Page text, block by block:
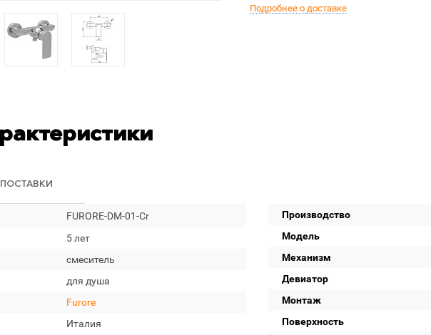
Подробнее о доставке
FURORE-DM-01-Cr
5 лет
смеситель
для душа
Furore
Италия
Производство
Модель
Механизм
Девиатор
Монтаж
Поверхность